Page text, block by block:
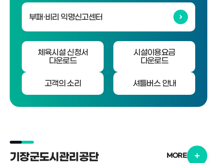
부패·비리 익명신고센터
체육시설 신청서
다운로드
시설이용요금
다운로드
고객의 소리 셔틀버스 안내
기장군도시관리공단
MORE